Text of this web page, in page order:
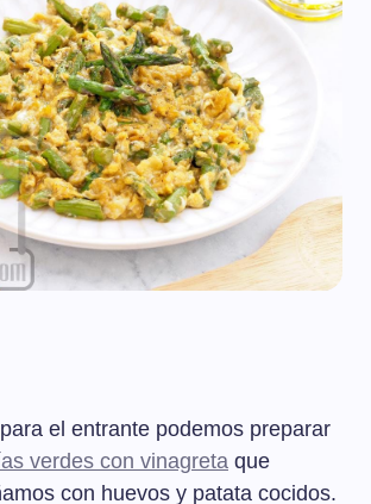
el entrante podemos preparar
verdes con vinagreta que
con huevos y patata cocidos.